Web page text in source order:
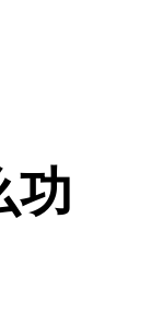
功